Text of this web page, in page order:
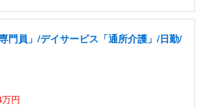
門員」/デイサービス「通所介護」/日勤/
円